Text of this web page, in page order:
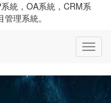
統，OA系統，CRM系
理系統。